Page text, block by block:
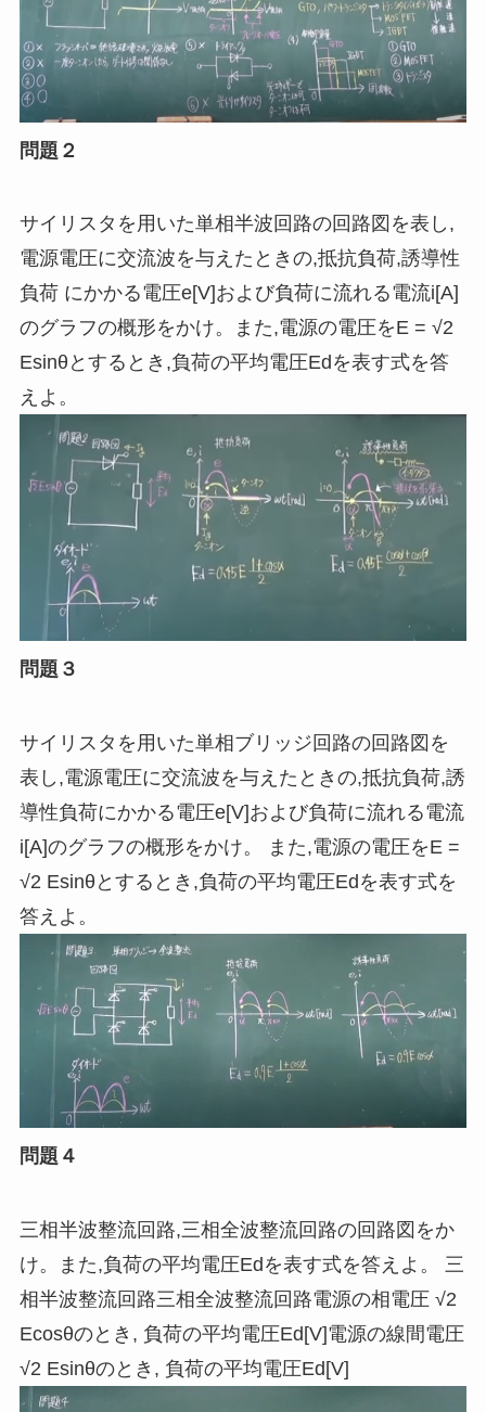
問題２
サイリスタを用いた単相半波回路の回路図を表し,
電源電圧に交流波を与えたときの,抵抗負荷,誘導性
負荷 にかかる電圧e[V]および負荷に流れる電流i[A]
のグラフの概形をかけ。また,電源の電圧をE = √2
Esinθとするとき,負荷の平均電圧Edを表す式を答
えよ。
問題３
サイリスタを用いた単相ブリッジ回路の回路図を
表し,電源電圧に交流波を与えたときの,抵抗負荷,誘
導性負荷にかかる電圧e[V]および負荷に流れる電流
i[A]のグラフの概形をかけ。 また,電源の電圧をE =
√2 Esinθとするとき,負荷の平均電圧Edを表す式を
答えよ。
問題４
三相半波整流回路,三相全波整流回路の回路図をか
け。また,負荷の平均電圧Edを表す式を答えよ。 三
相半波整流回路三相全波整流回路電源の相電圧 √2
Ecosθのとき, 負荷の平均電圧Ed[V]電源の線間電圧
√2 Esinθのとき, 負荷の平均電圧Ed[V]